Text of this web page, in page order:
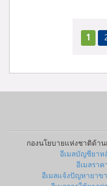
1
กองนโยบายแห่งชาติด้าน
อีเมลบัญชียาห
อีเมลราค
อีเมลแจ้งปัญหายาข